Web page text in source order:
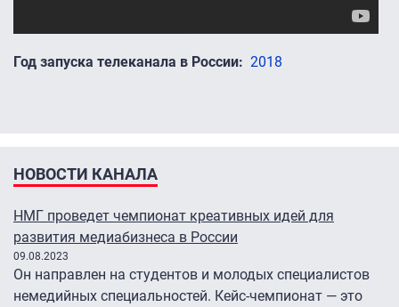
Год запуска телеканала в России 2018
НОВОСТИ КАНАЛА
НМГ проведет чемпионат креативных идей для
развития медиабизнеса в России
09.08.2023
Он направлен на студентов и молодых специалистов
немедийных специальностей. Кейс-чемпионат — это